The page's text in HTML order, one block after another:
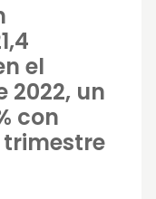
el
2022, un
con